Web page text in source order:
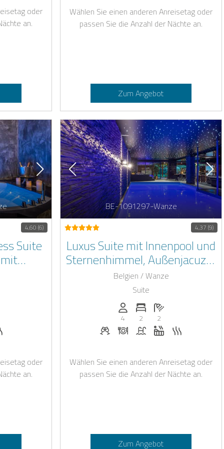
oder
an.
Wählen Sie einen anderen Anreisetag oder
passen Sie die Anzahl der Nächte an.
Zum Angebot
4,60 (6)
Suite
4
Schlafzimmer: 2
der Badezimmer: 2
auf Anfrage
auf Anfrage
oder
an.
BE-1091297-Wanze
4,37 (9)
Luxus Suite mit Innenpool und
Sternenhimmel, Außenjacuzzi,
Sauna und Whirlpoolwanne
Belgien / Wanze
Suite
Anzahl der Personen: 4
4
Anzahl der Schlafzimmer: 2
2
Anzahl der
2
Begrüßungsgetränke auf Anfrage
Abendessen auf Anfrage
Pool Whirlpool
Wählen Sie einen anderen Anreisetag oder
passen Sie die Anzahl der Nächte an.
Zum Angebot